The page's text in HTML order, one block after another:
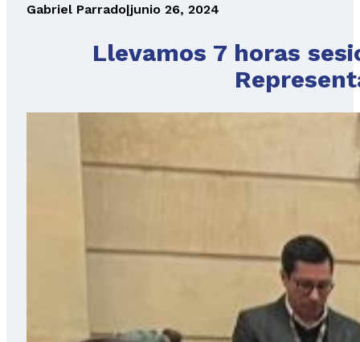
Gabriel Parrado|junio 26, 2024
Llevamos 7 horas